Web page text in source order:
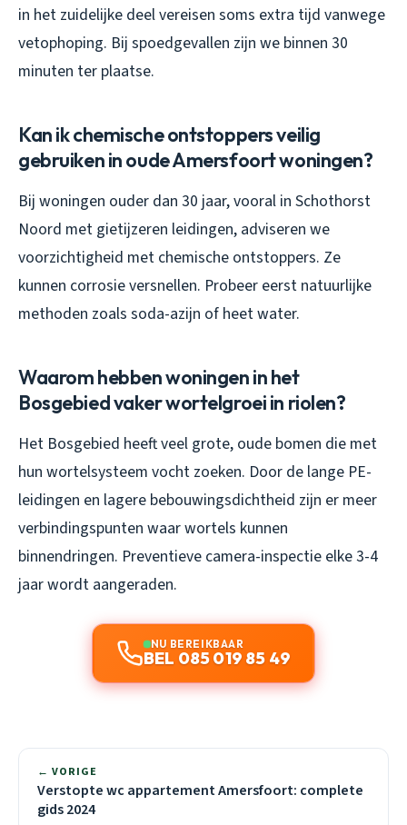
in het zuidelijke deel vereisen soms extra tijd vanwege
vetophoping. Bij spoedgevallen zijn we binnen 30
minuten ter plaatse.
Kan ik chemische ontstoppers veilig
gebruiken in oude Amersfoort woningen?
Bij woningen ouder dan 30 jaar, vooral in Schothorst
Noord met gietijzeren leidingen, adviseren we
voorzichtigheid met chemische ontstoppers. Ze
kunnen corrosie versnellen. Probeer eerst natuurlijke
methoden zoals soda-azijn of heet water.
Waarom hebben woningen in het
Bosgebied vaker wortelgroei in riolen?
Het Bosgebied heeft veel grote, oude bomen die met
hun wortelsysteem vocht zoeken. Door de lange PE-
leidingen en lagere bebouwingsdichtheid zijn er meer
verbindingspunten waar wortels kunnen
binnendringen. Preventieve camera-inspectie elke 3-4
jaar wordt aangeraden.
NU BEREIKBAAR
BEL 085 019 85 49
← VORIGE
Verstopte wc appartement Amersfoort: complete
gids 2024